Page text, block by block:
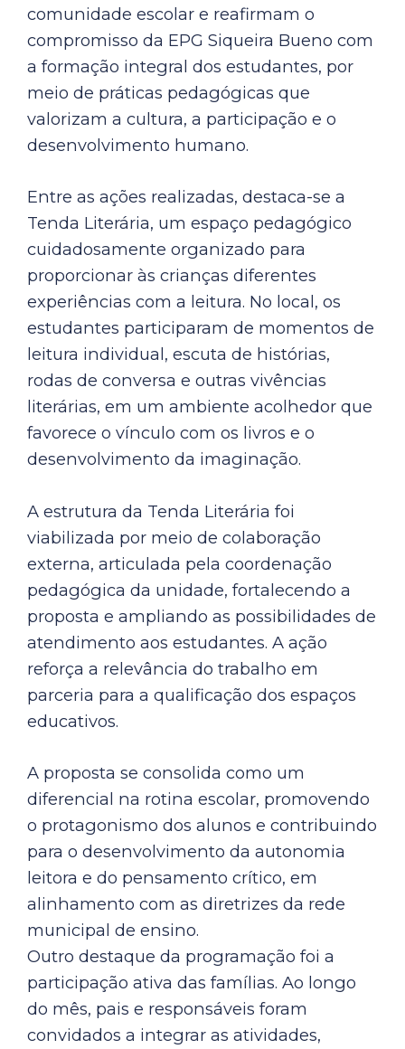
comunidade escolar e reafirmam o
compromisso da EPG Siqueira Bueno com
a formação integral dos estudantes, por
meio de práticas pedagógicas que
valorizam a cultura, a participação e o
desenvolvimento humano.
Entre as ações realizadas, destaca-se a
Tenda Literária, um espaço pedagógico
cuidadosamente organizado para
proporcionar às crianças diferentes
experiências com a leitura. No local, os
estudantes participaram de momentos de
leitura individual, escuta de histórias,
rodas de conversa e outras vivências
literárias, em um ambiente acolhedor que
favorece o vínculo com os livros e o
desenvolvimento da imaginação.
A estrutura da Tenda Literária foi
viabilizada por meio de colaboração
externa, articulada pela coordenação
pedagógica da unidade, fortalecendo a
proposta e ampliando as possibilidades de
atendimento aos estudantes. A ação
reforça a relevância do trabalho em
parceria para a qualificação dos espaços
educativos.
A proposta se consolida como um
diferencial na rotina escolar, promovendo
o protagonismo dos alunos e contribuindo
para o desenvolvimento da autonomia
leitora e do pensamento crítico, em
alinhamento com as diretrizes da rede
municipal de ensino.
Outro destaque da programação foi a
participação ativa das famílias. Ao longo
do mês, pais e responsáveis foram
convidados a integrar as atividades,